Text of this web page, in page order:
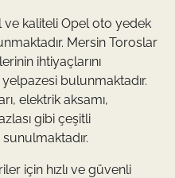
kaliteli Opel oto yedek
Mersin Toroslar
ihtiyaçlarını
bulunmaktadır.
elektrik aksamı,
gibi çeşitli
için hızlı ve güvenli